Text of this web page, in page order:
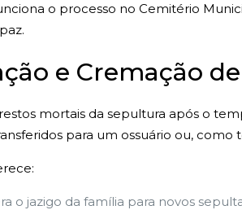
o processo no Cemitério
e Cremação de
mortais da sepultura após o
para um ossuário ou,
o jazigo da família para novos